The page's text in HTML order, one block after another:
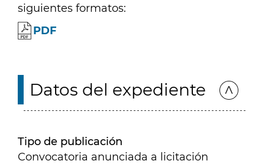
siguientes formatos:
PDF
Datos del expediente
Tipo de publicación
Convocatoria anunciada a licitación